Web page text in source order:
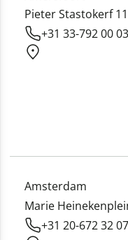
Pieter Stastokerf 11
+31 33-792 00 03
Amsterdam
Marie
+31 20-672 32 07